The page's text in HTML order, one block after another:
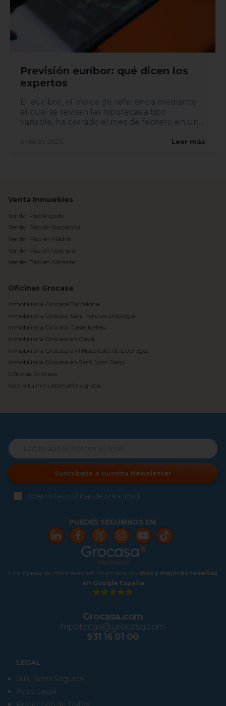
Previsión euríbor: qué dicen los
expertos
El euríbor, el índice de referencia mediante
el cual se revisan las hipotecas a tipo
variable, ha cerrado el mes de febrero en un
5 Marzo 2025 Leer más
Venta Inmuebles
Vender Piso Rápido
Vender Piso en Barcelona
Vender Piso en Madrid
Vender Piso en Valencia
Vender Piso en Alicante
Oficinas Grocasa
Inmobiliaria Grocasa Barcelona
Inmobiliaria Grocasa Sant Feliu de Llobregat
Inmobiliaria Grocasa Castelldefels
Inmobiliaria Grocasa en Gavà
Inmobiliaria Grocasa en l'Hospitalet de Llobregat
Inmobiliaria Grocasa en Sant Joan Despí
Oficinas Grocasa
Valora tu inmueble online gratis
Suscríbete a nuestra Newsletter
Acepto las políticas de privacidad
LEGAL
Sus Datos Seguros
Aviso Legal
Protección de Datos
PUEDES SEGUIRNOS EN:
La empresa de intermediación financiera con más y mejores reseñas
en Google España
Grocasa.com
hipotecas@grocasa.com
931 16 01 00